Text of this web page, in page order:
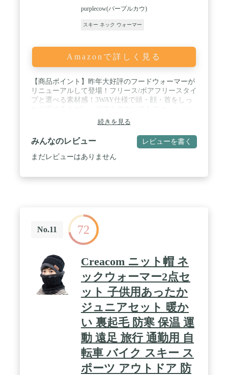
purplecow(パープルカウ)
スキー ネック ウォーマー
Amazonで詳しく見る
【商品ポイント】昨年大好評のフードウォーマーが
リニューアルして登場！フリース/ボアフリースタイ
プと選べる素材感！3WAY仕様で頭・顔・首をしっ
のアクセントに。 / 【3WAY仕様】使い方次第で雰
囲気が変わってアレンジ自在！ネックフードウォー
マー、ネックウォーマー、フードウォーマーと嬉し
い3WAY仕様！首元から顔、耳、頭まであったかの
ネックフードウォーマー、首回りを保温すると手軽
性！軽くて暖かいフリース素材】フリースの利点は
なんと言っても軽さと暖かさ。肌触りも優しく伸縮
性もあるのでデイリーに使いたい1枚。 / 【細部に
までこだわったデザイン】ヒモを引くことでフード
のフィット感を調整するドローストロング。インナ
ー部分はドローコード付き。ワンポイントのブラン
ドロゴ。マイクロフリース素材でゴワつかず暖か
い。
続きを見る
みんなのレビュー レビューを書く
まだレビューはありません
No.11 72
Creacom ニット帽 ネ
ックウォーマー2点セ
ット 子供用あったか
ジュニアセット 暖か
い 裏起毛 防寒 保温 運
動 遠足 旅行 通勤用 自
転車 バイク スキー ス
ポーツ アウトドア 防